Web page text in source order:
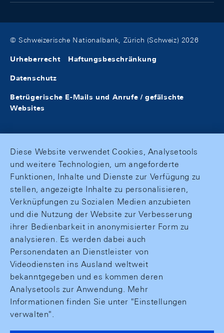
© Schweizerische Nationalbank, Zürich (Schweiz) 2026
Urheberrecht Haftungsbeschränkung
Datenschutz
Betrügerische E-Mails und Anrufe / gefälschte
Websites
Diese Website verwendet Cookies, Analysetools
und weitere Technologien, um angeforderte
Funktionen, Inhalte und Dienste zur Verfügung zu
stellen, angezeigte Inhalte zu personalisieren,
Verknüpfungen zu Sozialen Medien anzubieten
und die Nutzung der Website zur Verbesserung
ihrer Bedienbarkeit in anonymisierter Form zu
analysieren. Es werden dabei auch
Personendaten an Dienstleister von
Videodiensten ins Ausland weltweit
bekanntgegeben und es kommen deren
Analysetools zur Anwendung. Mehr
Informationen finden Sie unter "Einstellungen
verwalten".